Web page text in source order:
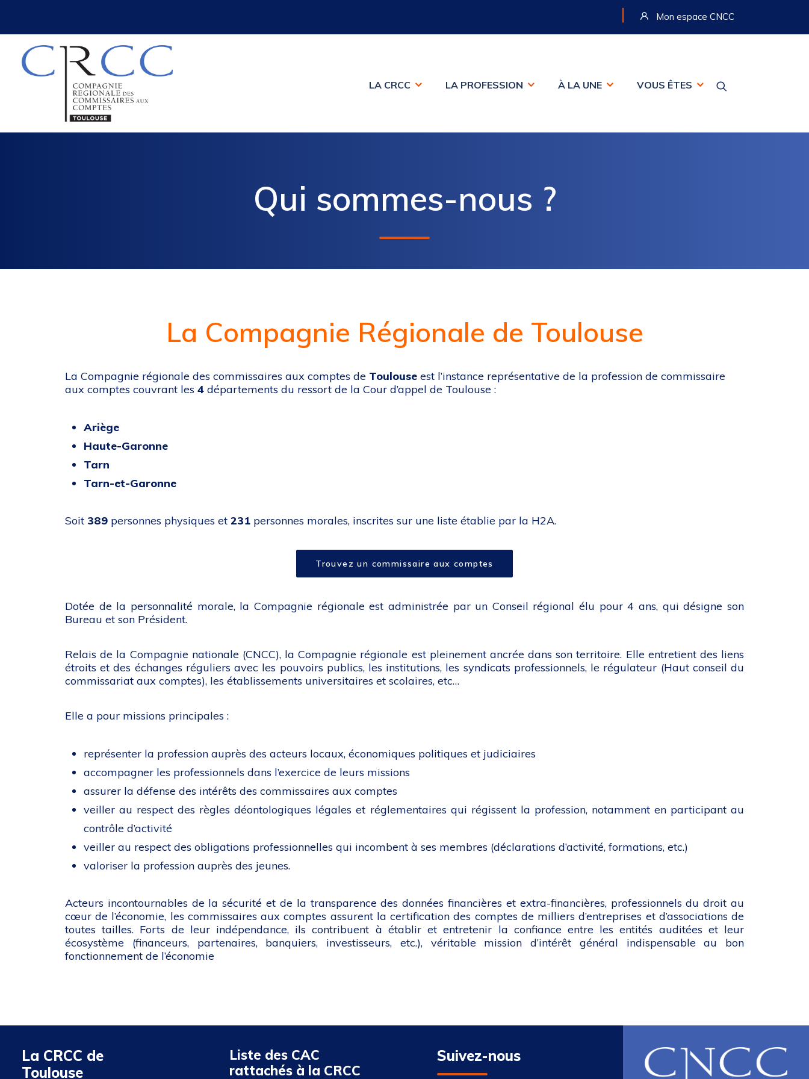
| Mon espace CNCC
LA CRCC LA PROFESSION À LA UNE VOUS ÊTES
Qui sommes-nous ?
La Compagnie Régionale de Toulouse
La Compagnie régionale des commissaires aux comptes de Toulouse est l’instance représentative de la profession de commissaire
aux comptes couvrant les 4 départements du ressort de la Cour d’appel de Toulouse :
Ariège
Haute-Garonne
Tarn
Tarn-et-Garonne
Soit 389 personnes physiques et 231 personnes morales, inscrites sur une liste établie par la H2A.
Trouvez un commissaire aux comptes
Dotée de la personnalité morale, la Compagnie régionale est administrée par un Conseil régional élu pour 4 ans, qui désigne son
Bureau et son Président.
Relais de la Compagnie nationale (CNCC), la Compagnie régionale est pleinement ancrée dans son territoire. Elle entretient des liens
étroits et des échanges réguliers avec les pouvoirs publics, les institutions, les syndicats professionnels, le régulateur (Haut conseil du
commissariat aux comptes), les établissements universitaires et scolaires, etc…
Elle a pour missions principales :
représenter la profession auprès des acteurs locaux, économiques politiques et judiciaires
accompagner les professionnels dans l’exercice de leurs missions
assurer la défense des intérêts des commissaires aux comptes
veiller au respect des règles déontologiques légales et réglementaires qui régissent la profession, notamment en participant au
contrôle d’activité
veiller au respect des obligations professionnelles qui incombent à ses membres (déclarations d’activité, formations, etc.)
valoriser la profession auprès des jeunes.
Acteurs incontournables de la sécurité et de la transparence des données financières et extra-financières, professionnels du droit au
cœur de l’économie, les commissaires aux comptes assurent la certification des comptes de milliers d’entreprises et d’associations de
toutes tailles. Forts de leur indépendance, ils contribuent à établir et entretenir la confiance entre les entités auditées et leur
écosystème (financeurs, partenaires, banquiers, investisseurs, etc.), véritable mission d’intérêt général indispensable au bon
fonctionnement de l’économie
La CRCC de
Toulouse
Liste des CAC
rattachés à la CRCC
Suivez-nous